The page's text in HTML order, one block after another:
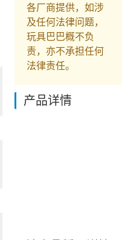
各厂商提供，如涉
及任何法律问题，
玩具巴巴概不负
责，亦不承担任何
法律责任。
产品详情